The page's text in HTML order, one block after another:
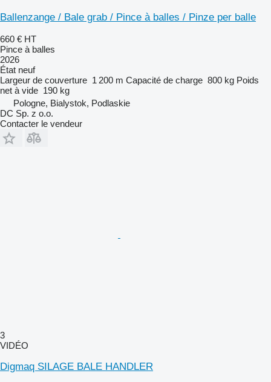
Ballenzange / Bale grab / Pince à balles / Pinze per balle
660 € HT
Pince à balles
2026
État neuf
Largeur de couverture 1 200 m Capacité de charge 800 kg Poids
net à vide 190 kg
Pologne, Bialystok, Podlaskie
DC Sp. z o.o.
Contacter le vendeur
3
VIDÉO
Digmaq SILAGE BALE HANDLER